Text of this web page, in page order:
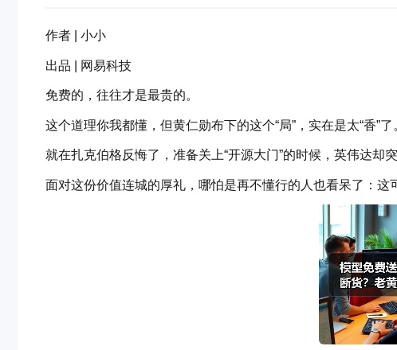
作者 | 小小
出品 | 网易科技
免费的，往往才是最贵的。
这个道理你我都懂，但黄仁勋布下的这个“局”，实在是太“香”了
就在扎克伯格反悔了，准备关上“开源大门”的时候，英伟达却
面对这份价值连城的厚礼， 哪怕是再不懂行的人也看呆了：这